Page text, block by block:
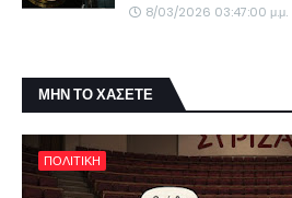
8/03/2026 03:47:00 μ.μ.
ΜΗΝ ΤΟ ΧΑΣΕΤΕ
ΠΟΛΙΤΙΚΗ